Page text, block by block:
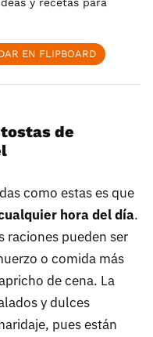
y recetas para
EN FLIPBOARD
de
como estas es que
hora del día.
raciones pueden ser
o comida más
de cena. La
y dulces
pues están